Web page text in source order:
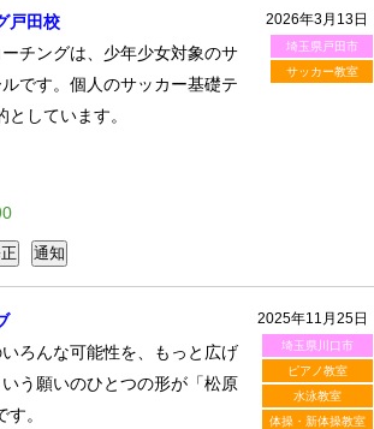
2026年3月13日
埼玉県戸田市
サッカー教室
戸田校
チングは、少年少女対象のサ
です。個人のサッカー基礎テ
しています。
2025年11月25日
埼玉県川口市
ピアノ教室
水泳教室
体操・新体操教室
ろんな可能性を、もっと広げ
う願いのひとつの形が「松原
。